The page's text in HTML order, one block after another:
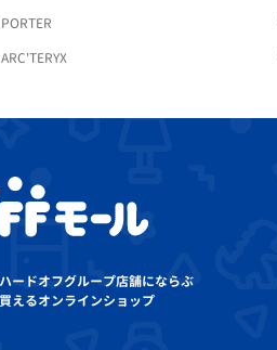
PORTER
ARC'TERYX
ードオフグループ店舗にならぶ
えるオンラインショップ